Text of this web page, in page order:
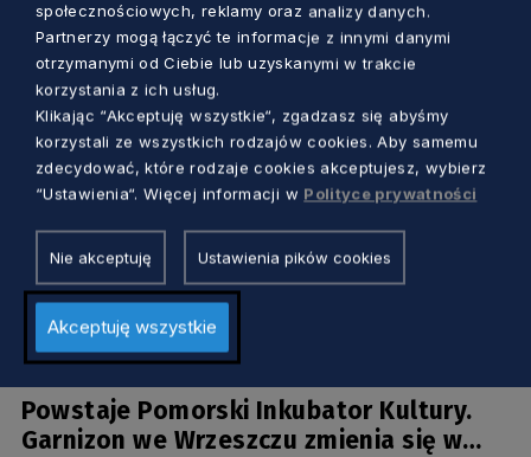
Powstaje Pomorski Inkubator Kultury.
Garnizon we Wrzeszczu zmienia się w
społecznościowych, reklamy oraz analizy danych.
Partnerzy mogą łączyć te informacje z innymi danymi
otrzymanymi od Ciebie lub uzyskanymi w trakcie
korzystania z ich usług.
Klikając “Akceptuję wszystkie“, zgadzasz się abyśmy
korzystali ze wszystkich rodzajów cookies. Aby samemu
zdecydować, które rodzaje cookies akceptujesz, wybierz
“Ustawienia“. Więcej informacji w Polityce prywatności
Nie akceptuję Ustawienia pików cookies
Akceptuję wszystkie